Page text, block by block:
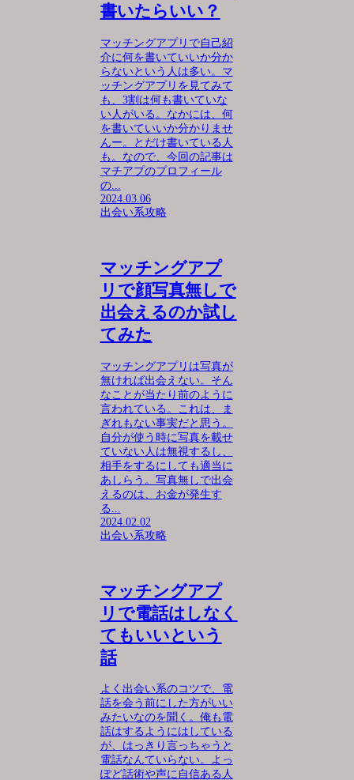
書いたらいい？
マッチングアプリで自己紹
介に何を書いていいか分か
らないという人は多い。マ
ッチングアプリを見てみて
も、3割は何も書いていな
い人がいる。なかには、何
を書いていいか分かりませ
んー。とだけ書いている人
も。なので、今回の記事は
マチアプのプロフィール
の...
2024.03.06
出会い系攻略
マッチングアプ
リで顔写真無しで
出会えるのか試し
てみた
マッチングアプリは写真が
無ければ出会えない。そん
なことが当たり前のように
言われている。これは、ま
ぎれもない事実だと思う。
自分が使う時に写真を載せ
ていない人は無視するし、
相手をするにしても適当に
あしらう。写真無しで出会
えるのは、お金が発生す
る...
2024.02.02
出会い系攻略
マッチングアプ
リで電話はしなく
てもいいという
話
よく出会い系のコツで、電
話を会う前にした方がいい
みたいなのを聞く。俺も電
話はするようにはしている
が、はっきり言っちゃうと
電話なんていらない。よっ
ぽど話術や声に自信ある人